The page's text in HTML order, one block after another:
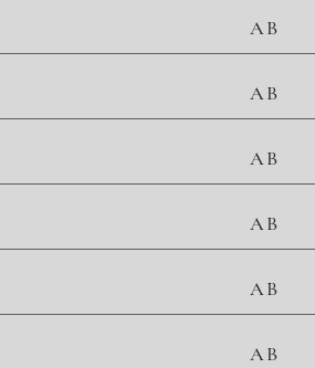
AB
AB
AB
AB
AB
AB